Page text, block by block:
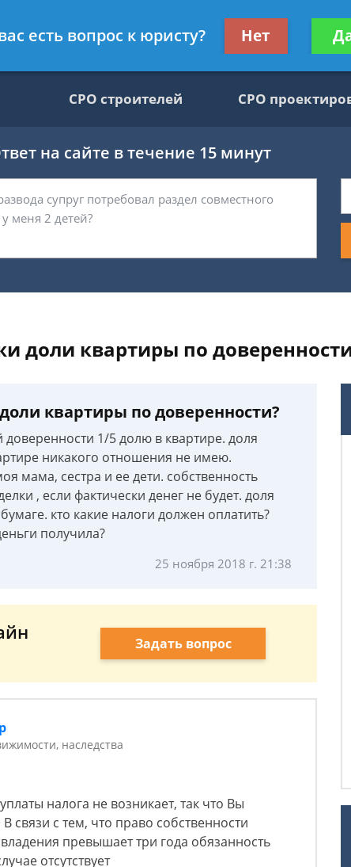
юрист
Получите
СРО строителей СРО
на сайте в течение 15 минут
доли квартиры по
квартиры по доверенности?
1/5 долю в квартире. доля
никакого отношения не имею.
мама, сестра и ее дети. собственность
, если фактически денег не будет. доля
кто какие налоги должен оплатить?
получила?
25 ноября 2018 г. 21:38
Задать вопрос
наследства
налога не возникает, так что Вы
связи с тем, что право собственности
превышает три года обязанность
отсутствует
есть вопрос к юристу? Нет